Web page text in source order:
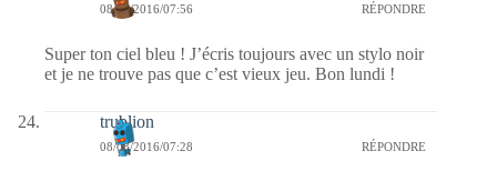
08/08/2016/07:56 RÉPONDRE
Super ton ciel bleu ! J’écris toujours avec un stylo noir
et je ne trouve pas que c’est vieux jeu. Bon lundi !
trublion
08/08/2016/07:28 RÉPONDRE